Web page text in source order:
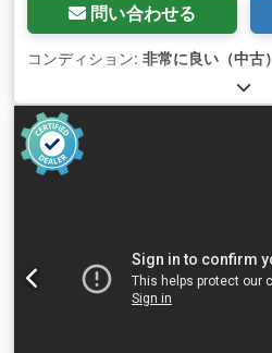
問い合わせる
コンディション: 非常に良い（中古）